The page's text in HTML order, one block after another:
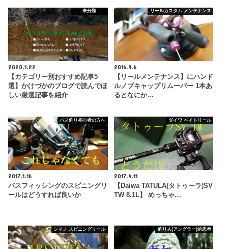
未分類
2020.1.22
【カテゴリー別おすすめ記事5
選】かけづかのブログで読んでほ
しい厳選記事を紹介
リールカスタム メンテナンス
2016.9.6
【リールメンテナンス】にハンド
ルノブキャップリムーバー 1本あ
るとなにか…
バス釣り初心者の方へ
2017.1.16
バスフィッシングのスピニングリ
ールはどうすれば良いか
ダイワ ベイトリール
2017.4.11
【Daiwa TATULA(タトゥーラ)SV
TW 8.1L】 めっちゃ…
シマノ スピニングリール 釣り人(アングラー)的思考